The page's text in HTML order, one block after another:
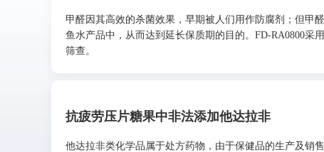
甲醛因其高效的杀菌效果，早期被人们用作防腐剂；但甲
鱼水产品中，从而达到延长保质期的目的。FD-RA0800采
筛查。
抗疲劳压片糖果中非法添加他达拉非
他达拉非类化学品属于处方药物，由于保健品的生产及销